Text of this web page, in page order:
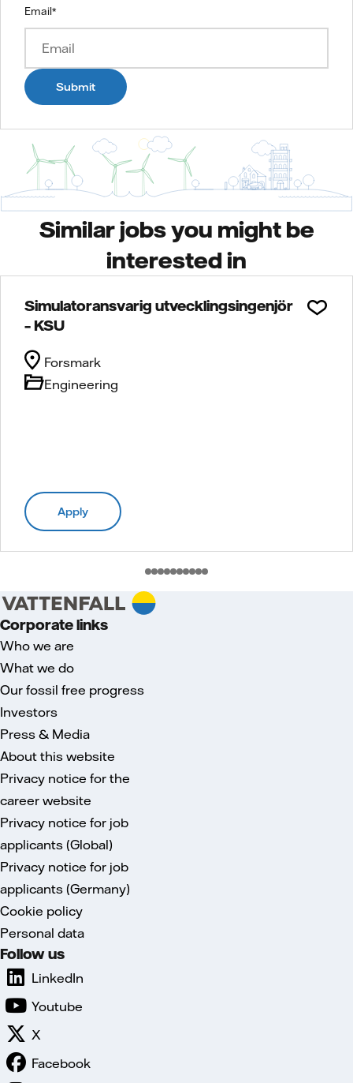
Email*
Submit
Similar jobs you might be
interested in
Simulatoransvarig utvecklingsingenjör
– KSU
Engineering
Forsmark
Apply
Corporate links
Who we are
What we do
Our fossil free progress
Investors
Press & Media
About this website
Privacy notice for the
career website
Privacy notice for job
applicants (Global)
Privacy notice for job
applicants (Germany)
Cookie policy
Personal data
Follow us
LinkedIn
Youtube
X
Facebook